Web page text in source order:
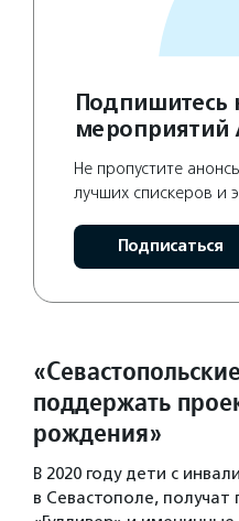
Подпишитесь
мероприятий
Не пропустите
лучших спискеров и
Подписаться
поддержать
рождения»
В 2020 году дети с
в Севастополе, получат